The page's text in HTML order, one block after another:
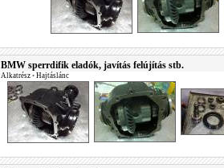
BMW sperrdifik eladók, javítás felújítás stb.
Alkatrész • Hajtáslánc